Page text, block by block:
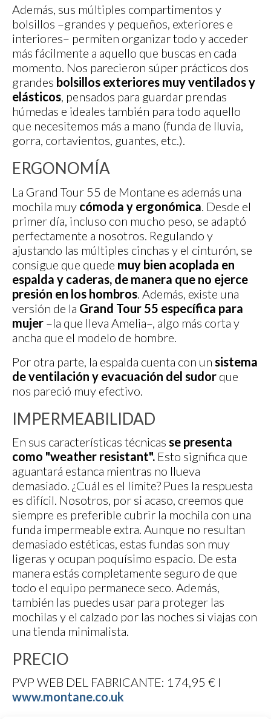
Además, sus múltiples compartimentos y
bolsillos –grandes y pequeños, exteriores e
interiores– permiten organizar todo y acceder
más fácilmente a aquello que buscas en cada
momento. Nos parecieron súper prácticos dos
grandes bolsillos exteriores muy ventilados y
elásticos, pensados para guardar prendas
húmedas e ideales también para todo aquello
que necesitemos más a mano (funda de lluvia,
gorra, cortavientos, guantes, etc.).
ERGONOMÍA
La Grand Tour 55 de Montane es además una
mochila muy cómoda y ergonómica . Desde el
primer día, incluso con mucho peso, se adaptó
perfectamente a nosotros. Regulando y
ajustando las múltiples cinchas y el cinturón, se
consigue que quede muy bien acoplada en
espalda y caderas, de manera que no ejerce
presión en los hombros . Además, existe una
versión de la Grand Tour 55 específica para
mujer –la que lleva Amelia–, algo más corta y
ancha que el modelo de hombre.
Por otra parte, la espalda cuenta con un sistema
de ventilación y evacuación del sudor que
nos pareció muy efectivo.
IMPERMEABILIDAD
En sus características técnicas se presenta
como "weather resistant". Esto significa que
aguantará estanca mientras no llueva
demasiado. ¿Cuál es el límite? Pues la respuesta
es difícil. Nosotros, por si acaso, creemos que
siempre es preferible cubrir la mochila con una
funda impermeable extra. Aunque no resultan
demasiado estéticas, estas fundas son muy
ligeras y ocupan poquísimo espacio. De esta
manera estás completamente seguro de que
todo el equipo permanece seco. Además,
también las puedes usar para proteger las
mochilas y el calzado por las noches si viajas con
una tienda minimalista.
PRECIO
PVP WEB DEL FABRICANTE: 174,95 € I
www.montane.co.uk